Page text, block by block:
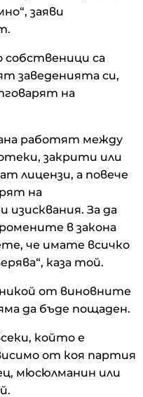
заяви
собственици са
заведенията си,
на
работят между
закрити или
лицензи, а повече
на
За да
в закона
че имате всичко
каза той.
от виновните
да бъде пощаден.
който е
от коя партия
мюсюлманин или